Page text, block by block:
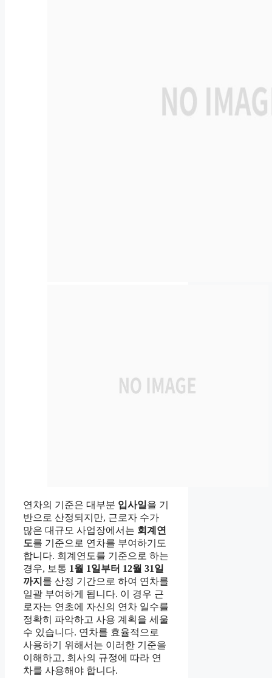
연차의 기준은 대부분 입사일 을 기
반으로 산정되지만, 근로자 수가
많은 대규모 사업장에서는 회계연
도를 기준으로 연차를 부여하기도
합니다. 회계연도를 기준으로 하는
경우, 보통 1월 1일부터 12월 31일
까지 를 산정 기간으로 하여 연차를
일괄 부여하게 됩니다. 이 경우 근
로자는 연초에 자신의 연차 일수를
정확히 파악하고 사용 계획을 세울
수 있습니다. 연차를 효율적으로
사용하기 위해서는 이러한 기준을
이해하고, 회사의 규정에 따라 연
차를 사용해야 합니다.